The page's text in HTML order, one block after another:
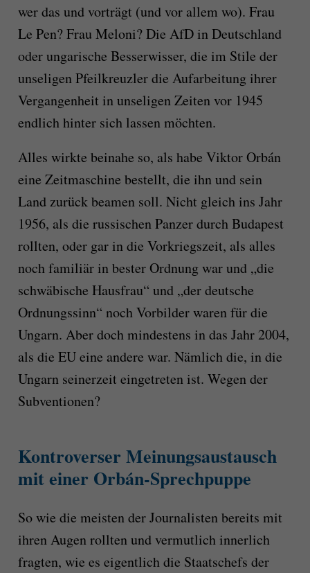
wer das und vorträgt (und vor allem wo). Frau
Le Pen? Frau Meloni? Die AfD in Deutschland
oder ungarische Besserwisser, die im Stile der
unseligen Pfeilkreuzler die Aufarbeitung ihrer
Vergangenheit in unseligen Zeiten vor 1945
endlich hinter sich lassen möchten.
Alles wirkte beinahe so, als habe Viktor Orbán
eine Zeitmaschine bestellt, die ihn und sein
Land zurück beamen soll. Nicht gleich ins Jahr
1956, als die russischen Panzer durch Budapest
rollten, oder gar in die Vorkriegszeit, als alles
noch familiär in bester Ordnung war und „die
schwäbische Hausfrau“ und „der deutsche
Ordnungssinn“ noch Vorbilder waren für die
Ungarn. Aber doch mindestens in das Jahr 2004,
als die EU eine andere war. Nämlich die, in die
Ungarn seinerzeit eingetreten ist. Wegen der
Subventionen?
Kontroverser Meinungsaustausch
mit einer Orbán-Sprechpuppe
So wie die meisten der Journalisten bereits mit
ihren Augen rollten und vermutlich innerlich
fragten, wie es eigentlich die Staatschefs der